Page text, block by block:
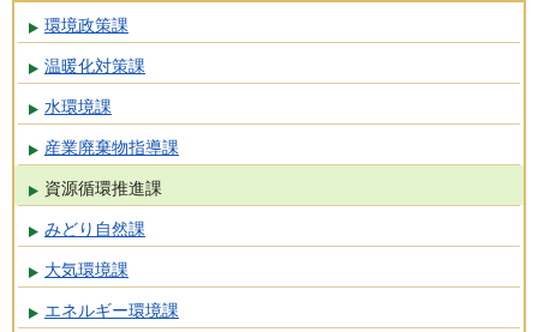
環境政策課
温暖化対策課
水環境課
産業廃棄物指導課
資源循環推進課
みどり自然課
大気環境課
エネルギー環境課